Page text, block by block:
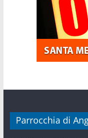
Parrocchia di